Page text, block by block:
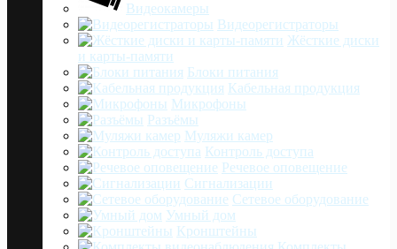
Видеокамеры
Видеорегистраторы
Жёсткие диски
и карты-памяти
Блоки питания
Кабельная продукция
Микрофоны
Разъёмы
Муляжи камер
Контроль доступа
Речевое оповещение
Сигнализации
Сетевое оборудование
Умный дом
Кронштейны